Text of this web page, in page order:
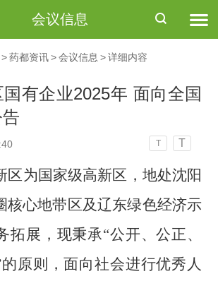
会议信息
> 药都资讯 > 会议信息 > 详细内容
有企业2025年 面向全国
T T
区为国家级高新区，地处沈阳
核心地带区及辽东绿色经济示
拓展，现秉承“公开、公正、
原则，面向社会进行优秀人